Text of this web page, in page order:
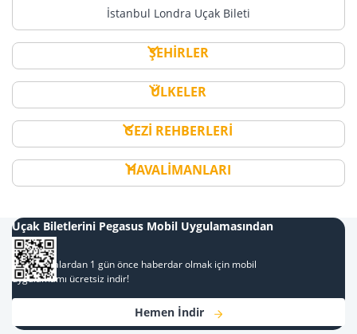
İstanbul Londra Uçak Bileti
ŞEHİRLER
ÜLKELER
GEZİ REHBERLERİ
HAVALİMANLARI
Uçak Biletlerini Pegasus Mobil Uygulamasından
Al
Kampanyalardan 1 gün önce haberdar olmak için mobil
uygulamamı ücretsiz indir!
Hemen İndir